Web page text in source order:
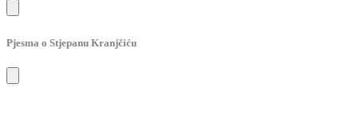
Pjesma o Stjepanu Kranjčiću